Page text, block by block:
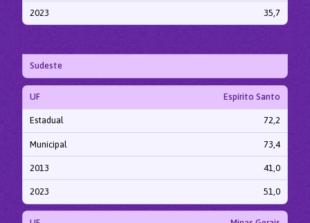
2023 35,7
Sudeste
UF Espírito Santo
Estadual 72,2
Municipal 73,4
2013 41,0
2023 51,0